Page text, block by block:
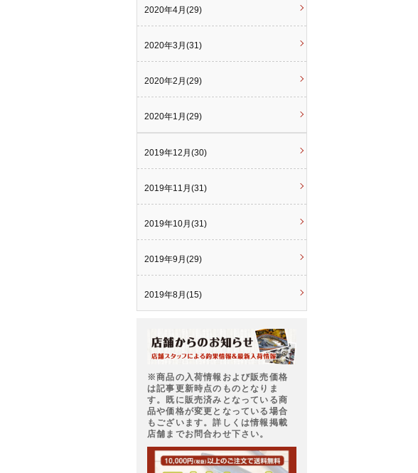
2020年4月(29)
2020年3月(31)
2020年2月(29)
2020年1月(29)
2019年12月(30)
2019年11月(31)
2019年10月(31)
2019年9月(29)
2019年8月(15)
※商品の入荷情報および販売価格
は記事更新時点のものとなりま
す。既に販売済みとなっている商
品や価格が変更となっている場合
もございます。詳しくは情報掲載
店舗までお問合わせ下さい。